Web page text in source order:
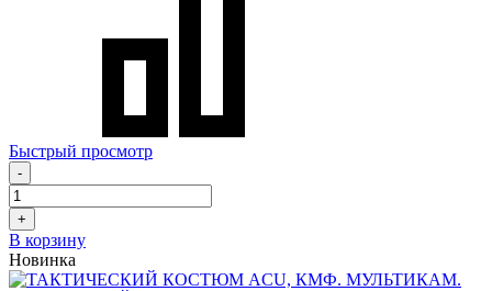
Быстрый просмотр
-
+
В корзину
Новинка